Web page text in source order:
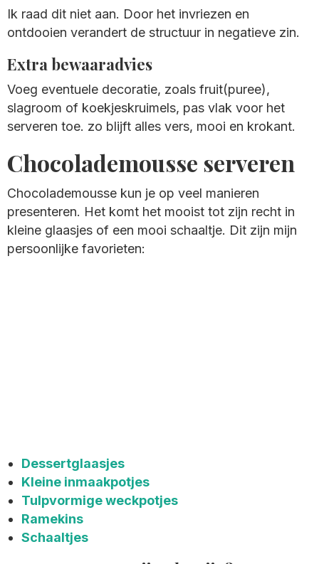
Ik raad dit niet aan. Door het invriezen en
ontdooien verandert de structuur in negatieve zin.
Extra bewaaradvies
Voeg eventuele decoratie, zoals fruit(puree),
slagroom of koekjeskruimels, pas vlak voor het
serveren toe. zo blijft alles vers, mooi en krokant.
Chocolademousse serveren
Chocolademousse kun je op veel manieren
presenteren. Het komt het mooist tot zijn recht in
kleine glaasjes of een mooi schaaltje. Dit zijn mijn
persoonlijke favorieten:
Dessertglaasjes
Kleine inmaakpotjes
Tulpvormige weckpotjes
Ramekins
Schaaltjes